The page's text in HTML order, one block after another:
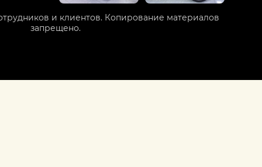
и клиентов. Копирование материалов
запрещено.